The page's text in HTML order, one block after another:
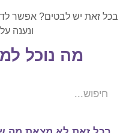
בכל זאת יש לבטים? אפשר
ונענה
מה נוכל